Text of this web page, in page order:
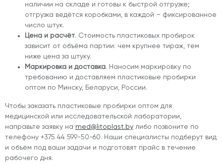
наличии на складе и готовы к быстрой отгрузке;
отгрузка ведётся коробками, в каждой – фиксированное
число штук.
Цена и расчёт. Стоимость пластиковых пробирок
зависит от объёма партии: чем крупнее тираж, тем
ниже цена за штуку.
Маркировка и доставка. Наносим маркировку по
требованию и доставляем пластиковые пробирки
оптом по Минску, Беларуси, России.
Чтобы заказать пластиковые пробирки оптом для
медицинской или исследовательской лаборатории,
направьте заявку на med@litoplast.by либо позвоните по
телефону +375 44 599-50-60. Наши специалисты подберут вид
и объём под ваши задачи и подготовят прайс в течение
рабочего дня.